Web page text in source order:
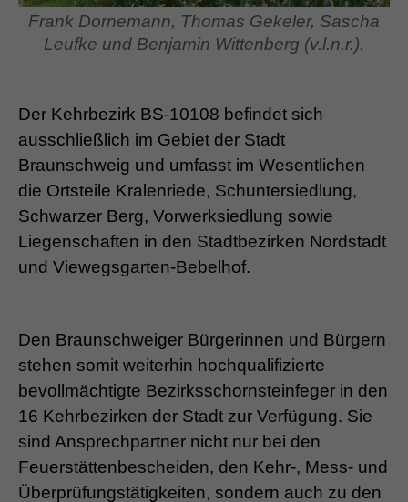
Frank Dornemann, Thomas Gekeler, Sascha
Leufke und Benjamin Wittenberg (v.l.n.r.).
Der Kehrbezirk BS-10108 befindet sich
ausschließlich im Gebiet der Stadt
Braunschweig und umfasst im Wesentlichen
die Ortsteile Kralenriede, Schuntersiedlung,
Schwarzer Berg, Vorwerksiedlung sowie
Liegenschaften in den Stadtbezirken Nordstadt
und Viewegsgarten-Bebelhof.
Den Braunschweiger Bürgerinnen und Bürgern
stehen somit weiterhin hochqualifizierte
bevollmächtigte Bezirksschornsteinfeger in den
16 Kehrbezirken der Stadt zur Verfügung. Sie
sind Ansprechpartner nicht nur bei den
Feuerstättenbescheiden, den Kehr-, Mess- und
Überprüfungstätigkeiten, sondern auch zu den